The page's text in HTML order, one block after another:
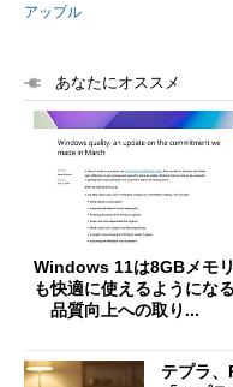
アップル
あなたにオススメ
Windows 11は8GBメモ
も快適に使えるようにな
品質向上への取り...
テプラ、